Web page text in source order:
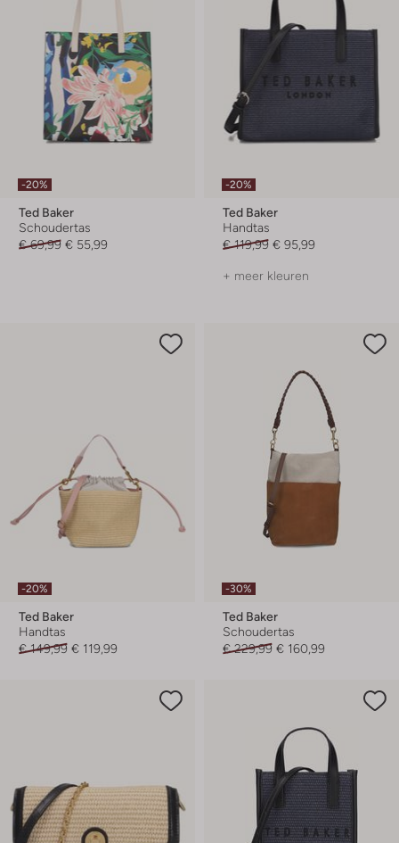
-20%
Ted Baker
Schoudertas
€ 69,99 € 55,99
-20%
Ted Baker
Handtas
€ 119,99 € 95,99
+ meer kleuren
-20%
Ted Baker
Handtas
€ 149,99 € 119,99
-30%
Ted Baker
Schoudertas
€ 229,99 € 160,99